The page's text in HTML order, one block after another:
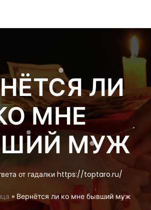
ЛИ
МНЕ
МУЖ
от гадалки https://toptaro.ru/
» Вернётся ли ко мне бывший муж